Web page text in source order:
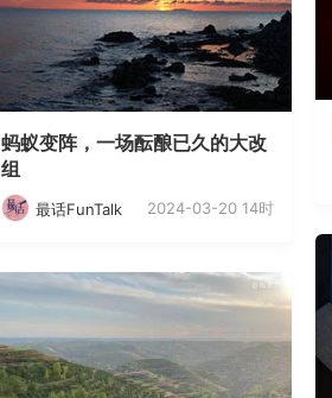
蚂蚁变阵，一场酝酿已久的大改
组
最话FunTalk 2024-03-20 14时